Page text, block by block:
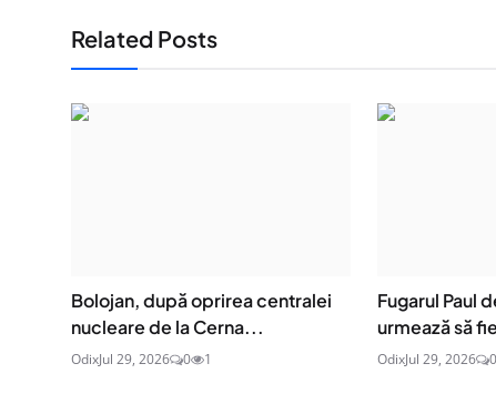
Related Posts
Bolojan, după oprirea centralei
nucleare de la Cerna...
OdixJul 29, 2026 0 1
Fugarul Paul
urmează să
OdixJul 29, 2026 0